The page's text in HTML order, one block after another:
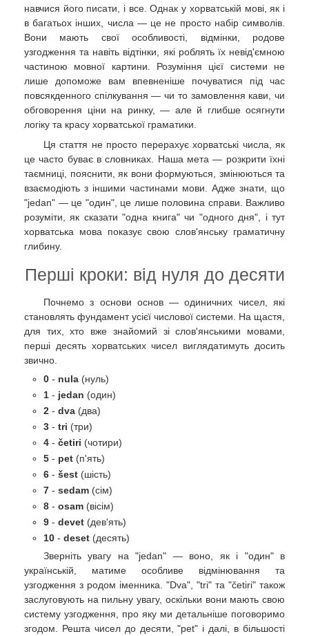
навчися його писати, і все. Однак у хорватській мові, як і
в багатьох інших, числа — це не просто набір символів.
Вони мають свої особливості, відмінки, родове
узгодження та навіть відтінки, які роблять їх невід'ємною
частиною мовної картини. Розуміння цієї системи не
лише допоможе вам впевненіше почуватися під час
повсякденного спілкування — чи то замовлення кави, чи
обговорення ціни на ринку, — але й глибше осягнути
логіку та красу хорватської граматики.
Ця стаття не просто перерахує хорватські числа, як
це часто буває в словниках. Наша мета — розкрити їхні
таємниці, пояснити, як вони формуються, змінюються та
взаємодіють з іншими частинами мови. Адже знати, що
"jedan" — це "один", це лише половина справи. Важливо
розуміти, як сказати "одна книга" чи "одного дня", і тут
хорватська мова показує свою слов'янську граматичну
глибину.
Перші кроки: від нуля до десяти
Почнемо з основи основ — одиничних чисел, які
становлять фундамент усієї числової системи. На щастя,
для тих, хто вже знайомий зі слов'янськими мовами,
перші десять хорватських чисел виглядатимуть досить
звично.
0 - nula (нуль)
1 - jedan (один)
2 - dva (два)
3 - tri (три)
4 - četiri (чотири)
5 - pet (п'ять)
6 - šest (шість)
7 - sedam (сім)
8 - osam (вісім)
9 - devet (дев'ять)
10 - deset (десять)
Зверніть увагу на "jedan" — воно, як і "один" в
українській, матиме особливе відмінювання та
узгодження з родом іменника. "Dva", "tri" та "četiri" також
заслуговують на пильну увагу, оскільки вони мають свою
систему узгодження, про яку ми детальніше поговоримо
згодом. Решта чисел до десяти, "pet" і далі, в більшості